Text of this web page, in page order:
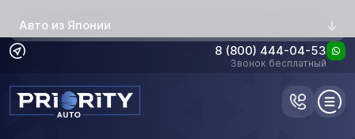
Авто из Японии
8 (800) 444-04-53
Звонок бесплатный